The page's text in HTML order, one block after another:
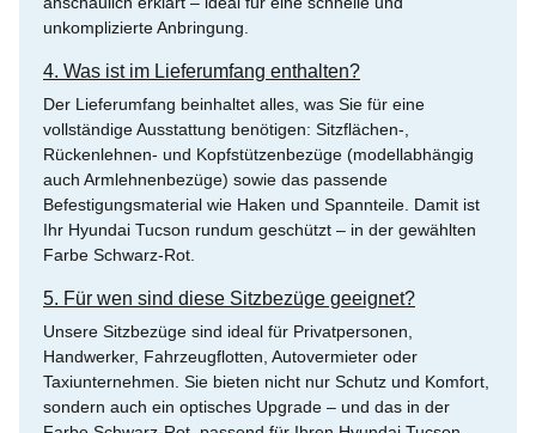
unkomplizierte Anbringung.
4. Was ist im Lieferumfang enthalten?
Der Lieferumfang beinhaltet alles, was Sie für eine
vollständige Ausstattung benötigen: Sitzflächen-,
Rückenlehnen- und Kopfstützenbezüge (modellabhängig
auch Armlehnenbezüge) sowie das passende
Befestigungsmaterial wie Haken und Spannteile. Damit ist
Ihr Hyundai Tucson rundum geschützt – in der gewählten
Farbe Schwarz-Rot.
5. Für wen sind diese Sitzbezüge geeignet?
Unsere Sitzbezüge sind ideal für Privatpersonen,
Handwerker, Fahrzeugflotten, Autovermieter oder
Taxiunternehmen. Sie bieten nicht nur Schutz und Komfort,
sondern auch ein optisches Upgrade – und das in der